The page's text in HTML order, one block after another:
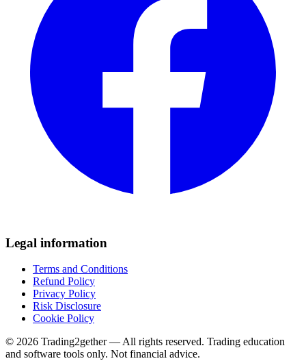
Legal information
Terms and Conditions
Refund Policy
Privacy Policy
Risk Disclosure
Cookie Policy
© 2026 Trading2gether — All rights reserved. Trading education
and software tools only. Not financial advice.